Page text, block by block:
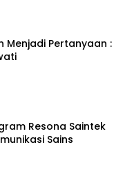
Menjadi Pertanyaan :
Resona Saintek
Sains